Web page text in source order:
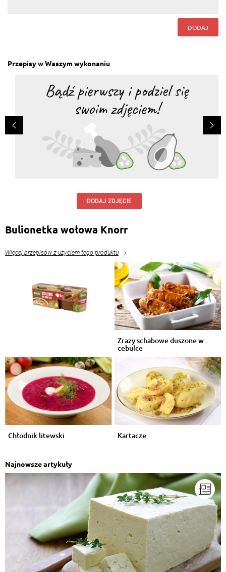
Odpowiedz
DODAJ
Przepisy w Waszym wykonaniu
DODAJ ZDJĘCIE
Bulionetka wołowa Knorr
Więcej przepisów z użyciem tego produktu
Zrazy schabowe duszone w
cebulce
Chłodnik litewski Kartacze
Najnowsze artykuły